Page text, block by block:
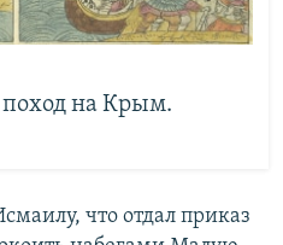
на Крым.
что отдал приказ